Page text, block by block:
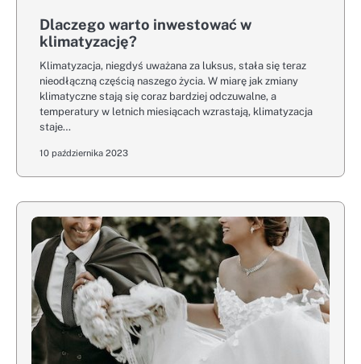
Dlaczego warto inwestować w
klimatyzację?
Klimatyzacja, niegdyś uważana za luksus, stała się teraz
nieodłączną częścią naszego życia. W miarę jak zmiany
klimatyczne stają się coraz bardziej odczuwalne, a
temperatury w letnich miesiącach wzrastają, klimatyzacja
staje…
10 października 2023